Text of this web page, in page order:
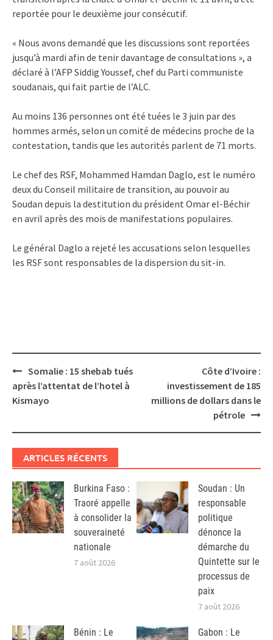
reportée pour le deuxième jour consécutif.
« Nous avons demandé que les discussions sont reportées
jusqu’à mardi afin de tenir davantage de consultations », a
déclaré à l’AFP Siddig Youssef, chef du Parti communiste
soudanais, qui fait partie de l’ALC.
Au moins 136 personnes ont été tuées le 3 juin par des
hommes armés, selon un comité de médecins proche de la
contestation, tandis que les autorités parlent de 71 morts.
Le chef des RSF, Mohammed Hamdan Daglo, est le numéro
deux du Conseil militaire de transition, au pouvoir au
Soudan depuis la destitution du président Omar el-Béchir
en avril après des mois de manifestations populaires.
Le général Daglo a rejeté les accusations selon lesquelles
les RSF sont responsables de la dispersion du sit-in.
Post
navigation
Somalie : 15 shebab tués
après l’attentat de l’hotel à
Kismayo
Côte d’Ivoire :
investissement de 185
millions de dollars dans le
pétrole
ARTICLES RÉCENTS
Burkina Faso :
Traoré appelle
à consolider la
souveraineté
nationale
7 août 2026
Soudan : Un
responsable
politique
dénonce la
démarche du
Quintette sur le
processus de
paix
7 août 2026
Bénin : Le
Gabon : Le